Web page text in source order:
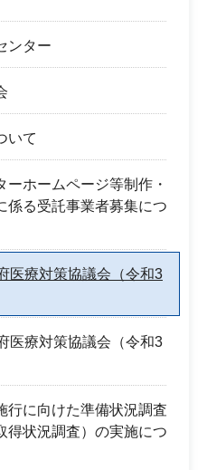
ンター
いて
ーホームページ等制作・
係る受託事業者募集につ
医療対策協議会（令和3
医療対策協議会（令和3
行に向けた準備状況調査
得状況調査）の実施につ